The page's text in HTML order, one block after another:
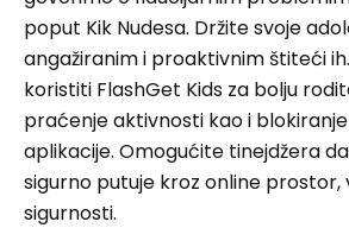
poput Kik Nudesa. Držite svoje
angažiranim i proaktivnim štiteći
koristiti FlashGet Kids za bolju
praćenje aktivnosti kao i
aplikacije. Omogućite tinejdžera
sigurno putuje kroz online
sigurnosti.